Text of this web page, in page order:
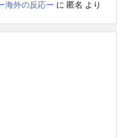
海外の反応ー に 匿名 より